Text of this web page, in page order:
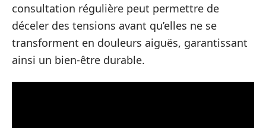
consultation régulière peut permettre de
déceler des tensions avant qu’elles ne se
transforment en douleurs aiguës, garantissant
ainsi un bien-être durable.